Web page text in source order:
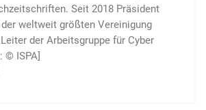
Seit 2018 Präsident
der weltweit größten Vereinigung
der Arbeitsgruppe für Cyber
© ISPA]